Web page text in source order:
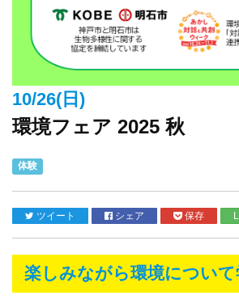
10/26(日)
環境フェア 2025 秋
体験
ツイート シェア 保存
楽しみながら環境について